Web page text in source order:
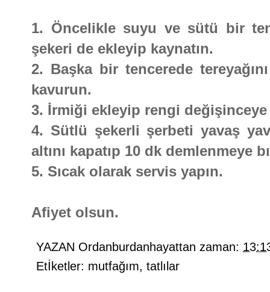
1. Öncelikle suyu ve sütü bir
şekeri de ekleyip kaynatın.
2. Başka bir tencerede
kavurun.
3. İrmiği ekleyip rengi
4. Sütlü şekerli şerbeti yavaş
altını kapatıp 10 dk demlenmeye
5. Sıcak olarak servis yapın.
Afiyet olsun.
YAZAN Ordanburdanhayattan zaman:
Etİketler: mutfağım, tatlılar